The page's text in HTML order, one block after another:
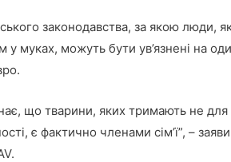
законодавства, за якою люди,
муках, можуть бути ув’язнені на
що тварини, яких тримають не
є фактично членами сім’ї”, –